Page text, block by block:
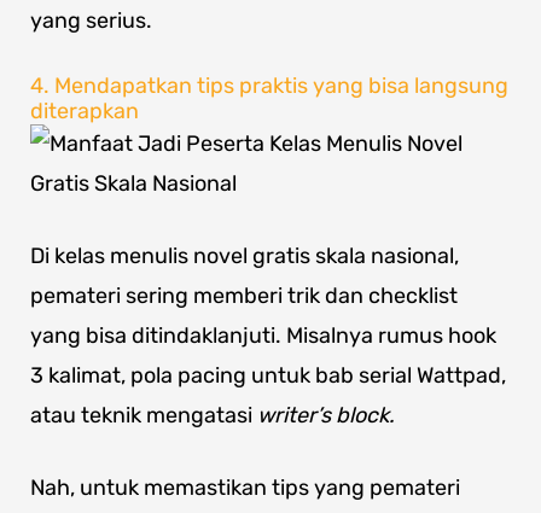
yang serius.
4. Mendapatkan tips praktis yang bisa langsung
diterapkan
Di kelas menulis novel gratis skala nasional,
pemateri sering memberi trik dan checklist
yang bisa ditindaklanjuti. Misalnya rumus hook
3 kalimat, pola pacing untuk bab serial Wattpad,
atau teknik mengatasi writer’s block.
Nah, untuk memastikan tips yang pemateri